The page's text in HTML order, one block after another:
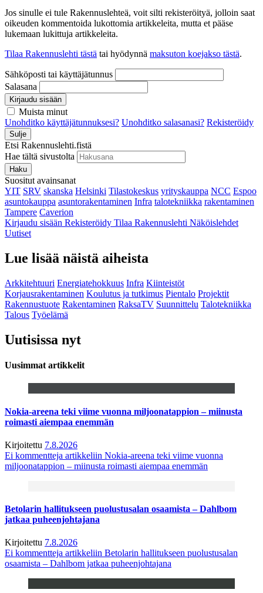
Jos sinulle ei tule Rakennuslehteä, voit silti rekisteröityä, jolloin saat
oikeuden kommentoida lukottomia artikkeleita, mutta et pääse
lukemaan lukittuja artikkeleita.
Tilaa Rakennuslehti tästä tai hyödynnä maksuton koejakso tästä.
Sähköposti tai käyttäjätunnus
Salasana
Kirjaudu sisään
Muista minut
Unohditko käyttäjätunnuksesi? Unohditko salasanasi? Rekisteröidy
Sulje
Etsi Rakennuslehti.fistä
Hae tältä sivustolta
Haku
Suositut avainsanat
YIT SRV skanska Helsinki Tilastokeskus yrityskauppa NCC Espoo
asuntokauppa asuntorakentaminen Infra talotekniikka rakentaminen
Tampere Caverion
Kirjaudu sisään Rekisteröidy Tilaa Rakennuslehti Näköislehdet
Uutiset
Lue lisää näistä aiheista
Arkkitehtuuri Energiatehokkuus Infra Kiinteistöt
Korjausrakentaminen Koulutus ja tutkimus Pientalo Projektit
Rakennustuote Rakentaminen RaksaTV Suunnittelu Talotekniikka
Talous Työelämä
Uutisissa nyt
Uusimmat artikkelit
Nokia-areena teki viime vuonna miljoonatappion – miinusta
roimasti aiempaa enemmän
Kirjoitettu 7.8.2026
Ei kommentteja artikkeliin Nokia-areena teki viime vuonna
miljoonatappion – miinusta roimasti aiempaa enemmän
Betolarin hallitukseen puolustusalan osaamista – Dahlbom
jatkaa puheenjohtajana
Kirjoitettu 7.8.2026
Ei kommentteja artikkeliin Betolarin hallitukseen puolustusalan
osaamista – Dahlbom jatkaa puheenjohtajana